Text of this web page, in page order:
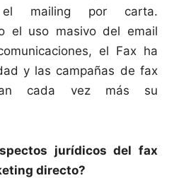
el mailing por carta.
el uso masivo del email
el Fax ha
y las campañas de fax
cada vez más su
jurídicos del fax
directo?